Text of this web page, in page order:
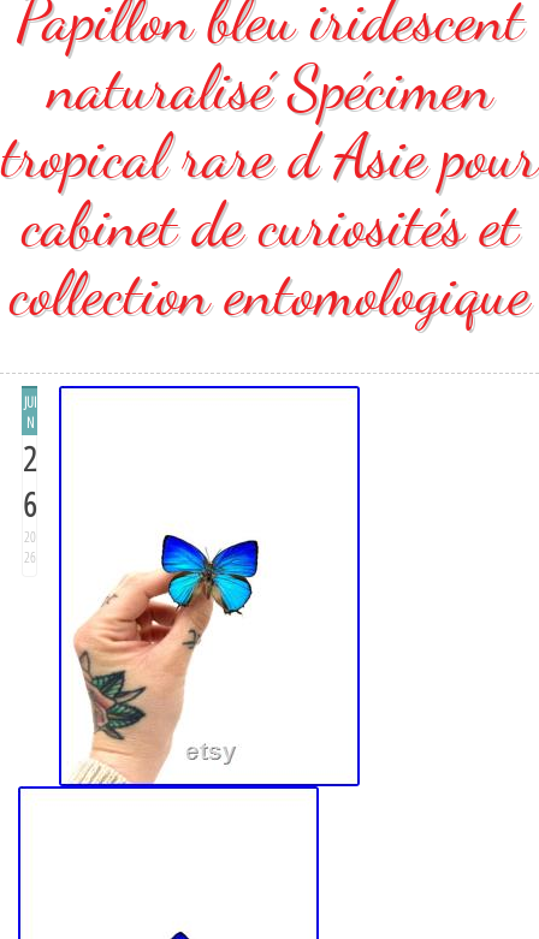
Papillon bleu iridescent
naturalisé Spécimen
tropical rare d Asie pour
cabinet de curiosités et
collection entomologique
JUI
N
2
6
20
26